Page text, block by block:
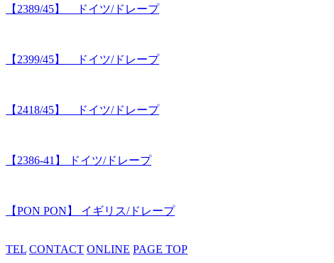
【2389/45】 ドイツ/ドレープ
【2399/45】 ドイツ/ドレープ
【2418/45】 ドイツ/ドレープ
【2386-41】 ドイツ/ドレープ
【PON PON】 イギリス/ドレープ
TEL CONTACT ONLINE PAGE TOP